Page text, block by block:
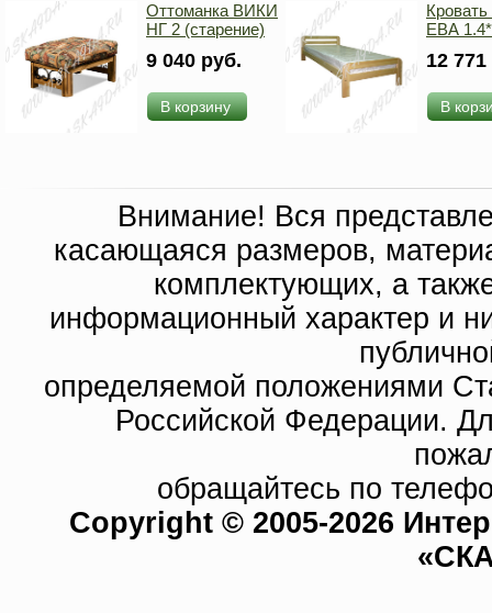
Оттоманка ВИКИ
НГ 2 (старение)
9 040 руб.
В корзину
ЕВА
12
В
Внимание! Вся
касающаяся размеров,
комплектующих, а
информационный характер и
определяемой положениями
Российской Федерации.
обращайтесь по
Copyright © 2005-2026